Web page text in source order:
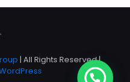
| All Rights Reserved |